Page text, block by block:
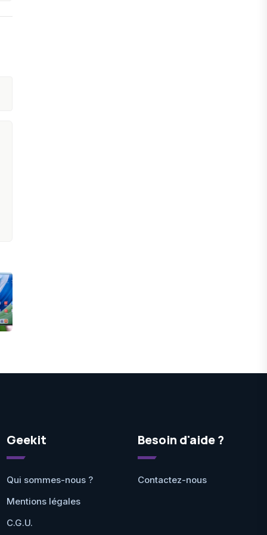
Geekit
Qui sommes-nous ?
Mentions légales
C.G.U.
Besoin d'aide ?
Contactez-nous